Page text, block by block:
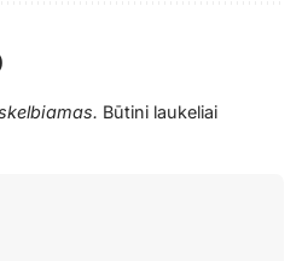
Būtini laukeliai